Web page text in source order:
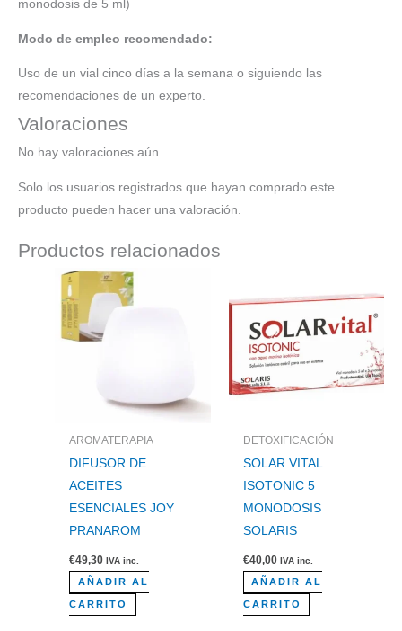
monodosis de 5 ml)
Modo de empleo recomendado:
Uso de un vial cinco días a la semana o siguiendo las
recomendaciones de un experto.
Valoraciones
No hay valoraciones aún.
Solo los usuarios registrados que hayan comprado este
producto pueden hacer una valoración.
Productos relacionados
AROMATERAPIA
DIFUSOR DE
ACEITES
ESENCIALES JOY
PRANAROM
€49,30 IVA inc.
AÑADIR AL
CARRITO
DETOXIFICACIÓN
SOLAR VITAL
ISOTONIC 5
MONODOSIS
SOLARIS
€40,00 IVA inc.
AÑADIR AL
CARRITO